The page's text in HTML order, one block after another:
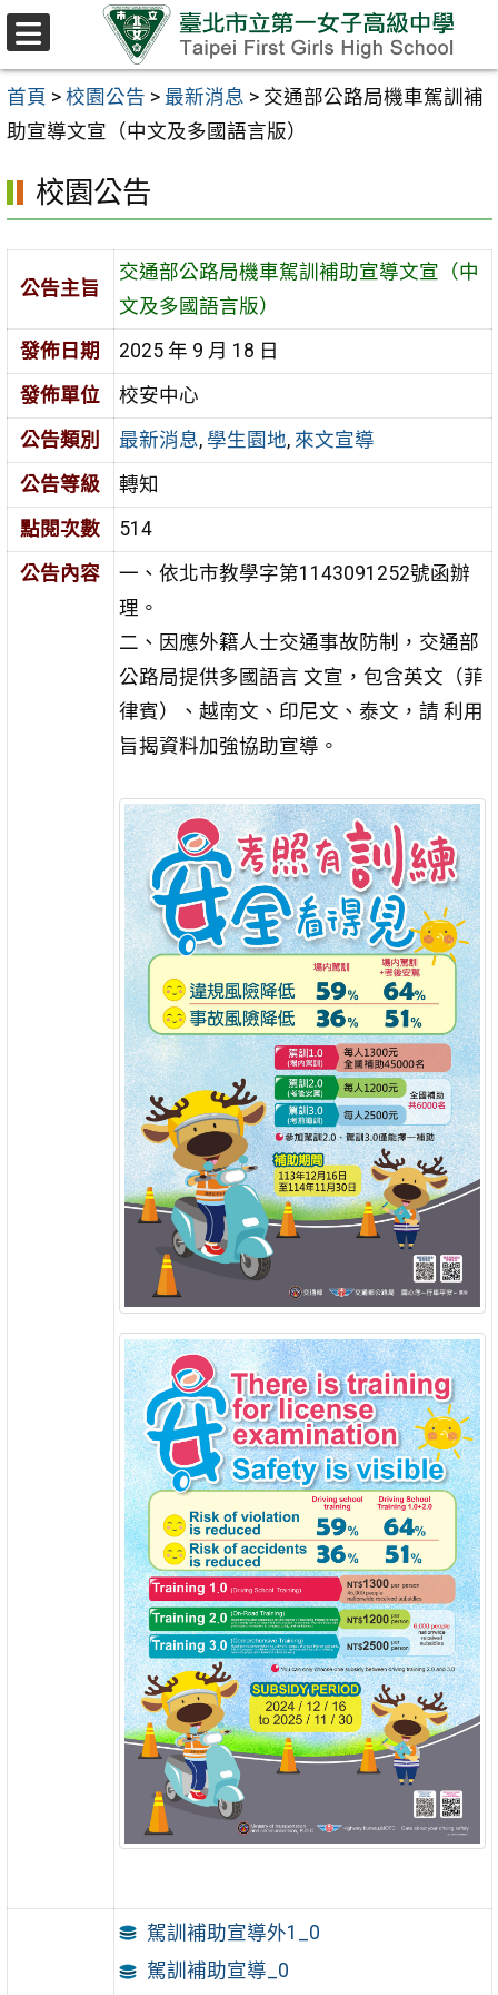
跳至主要內容區
首頁 > 校園公告 > 最新消息 > 交通部公路局機車駕訓補
助宣導文宣（中文及多國語言版）
校園公告
公告主旨
交通部公路局機車駕訓補助宣導文宣（中
文及多國語言版）
發佈日期
2025 年 9 月 18 日
發佈單位
校安中心
公告類別
最新消息, 學生園地, 來文宣導
公告等級
轉知
點閱次數
514
公告內容
一、依北市教學字第1143091252號函辦
理。
二、因應外籍人士交通事故防制，交通部
公路局提供多國語言 文宣，包含英文（菲
律賓）、越南文、印尼文、泰文，請 利用
旨揭資料加強協助宣導。
駕訓補助宣導外1_0
駕訓補助宣導_0
選
單